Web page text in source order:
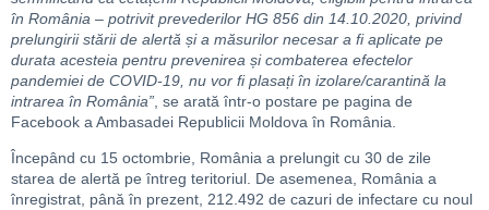
în România – potrivit prevederilor HG 856 din 14.10.2020, privind
prelungirii stării de alertă și a măsurilor necesar a fi aplicate pe
durata acesteia pentru prevenirea și combaterea efectelor
pandemiei de COVID-19, nu vor fi plasați în izolare/carantină la
intrarea în România” , se arată într-o postare pe pagina de
Facebook a Ambasadei Republicii Moldova în România.
Începând cu 15 octombrie, România a prelungit cu 30 de zile
starea de alertă pe întreg teritoriul. De asemenea, România a
înregistrat, până în prezent, 212.492 de cazuri de infectare cu noul